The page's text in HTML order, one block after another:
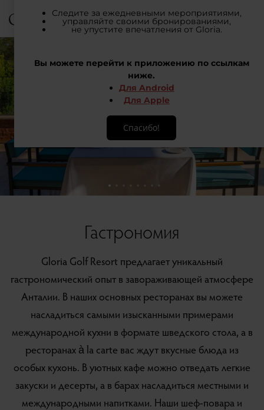
33 °C Войти
Гастрономия
Gloria Golf Resort предлагает уникальный
гастрономический опыт в завораживающей атмосфере
Анталии. В наших основных ресторанах вы можете
насладиться самыми изысканными примерами
международной кухни в формате шведского стола, а в
ресторанах à la carte вас ждут вкусные блюда из
особых кухонь. В уютных кафе можно отведать легкие
закуски и десерты, а в барах насладиться местными и
международными напитками. Наши шеф-повара и